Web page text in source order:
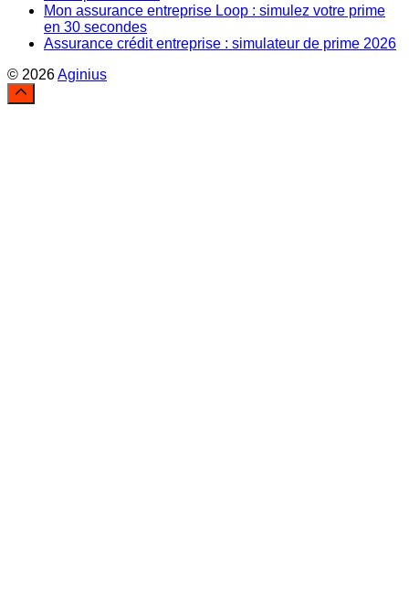
Mon assurance entreprise Loop : simulez votre prime
en 30 secondes
Assurance crédit entreprise : simulateur de prime 2026
© 2026Aginius